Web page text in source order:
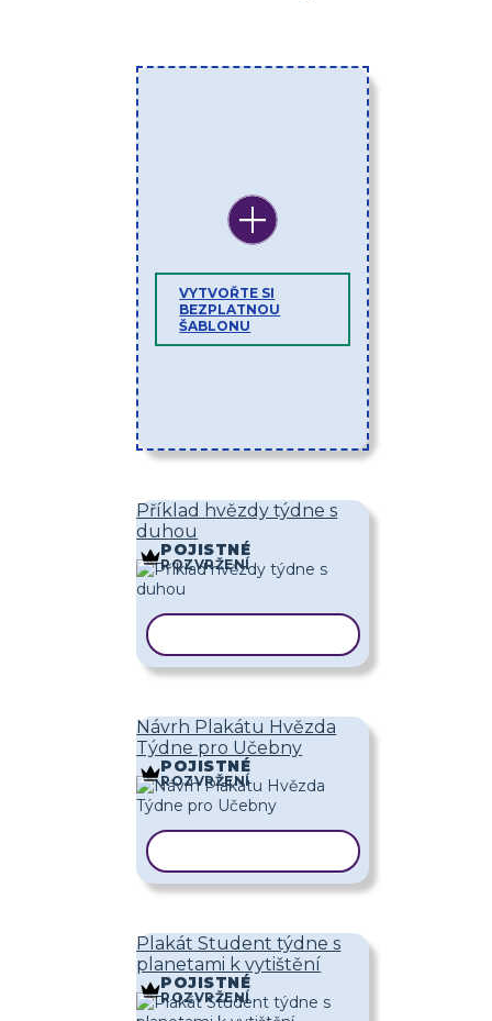
VYTVOŘTE SI
BEZPLATNOU
ŠABLONU
Příklad hvězdy týdne s
duhou
POJISTNÉ
ROZVRŽENÍ
Návrh Plakátu Hvězda
Týdne pro Učebny
POJISTNÉ
ROZVRŽENÍ
Plakát Student týdne s
planetami k vytištění
POJISTNÉ
ROZVRŽENÍ